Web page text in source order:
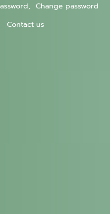
Change password
Contact us